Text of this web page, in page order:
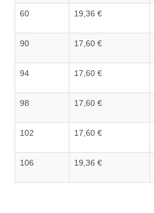
60 19,36 €
90 17,60 €
94 17,60 €
98 17,60 €
102 17,60 €
106 19,36 €